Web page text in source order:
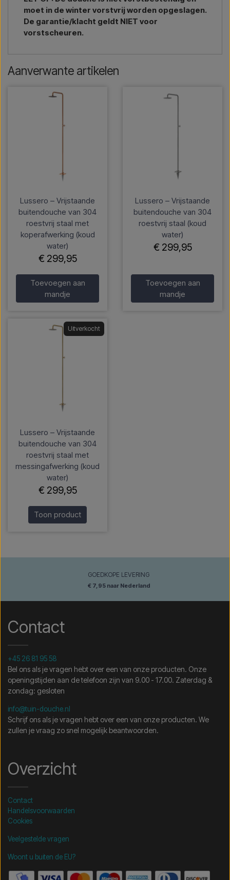
moet in de winter vorstvrij worden opgeslagen.
De garantie/klacht geldt NIET voor
vorstscheuren.
Aanverwante artikelen
Lussero – Vrijstaande
buitendouche van 304
roestvrij staal met
koperafwerking (koud
water)
€ 299,95
Toevoegen aan
mandje
Lussero – Vrijstaande
buitendouche van 304
roestvrij staal (koud
water)
€ 299,95
Toevoegen aan
mandje
Uitverkocht
Lussero – Vrijstaande
buitendouche van 304
roestvrij staal met
messingafwerking (koud
water)
€ 299,95
Toon product
GOEDKOPE LEVERING
€ 7,95 naar Nederland
Contact
+45 26 81 95 58
Bel ons als je vragen hebt over een van onze producten. Onze
openingstijden aan de telefoon zijn van 9.00 - 17.00. Zaterdag &
zondag: gesloten
info@tuin-douche.nl
Schrijf ons als je vragen hebt over een van onze producten. We
zullen je vraag zo snel mogelijk beantwoorden.
Overzicht
Contact
Handelsvoorwaarden
Cookies
Veelgestelde vragen
Woont u buiten de EU?